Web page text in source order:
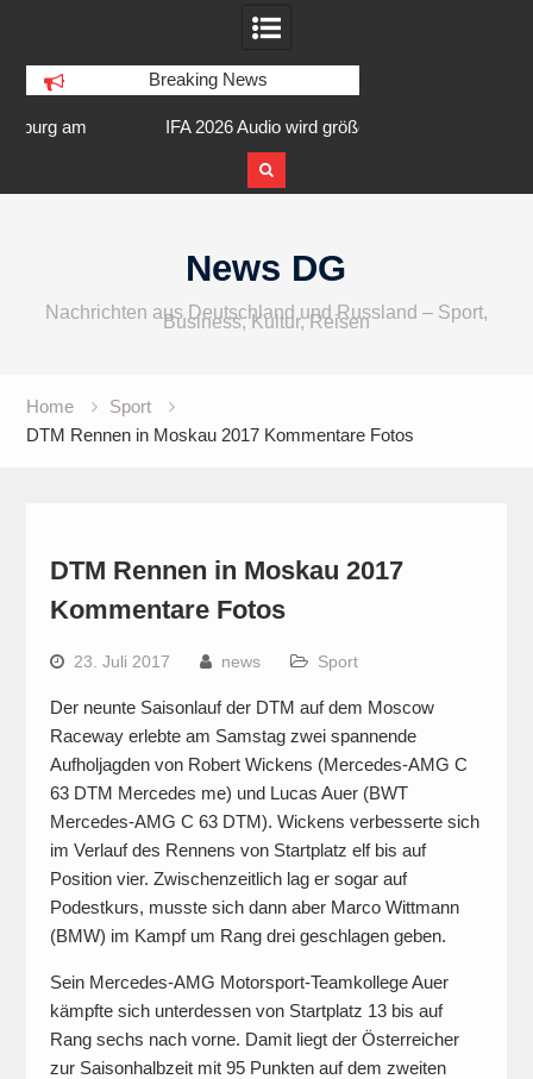
Breaking News
IFA 2026 Audio wird größer,
internationaler und vielfältiger
News DG
Nachrichten aus Deutschland und Russland – Sport,
Business, Kultur, Reisen
Home
Sport
DTM Rennen in Moskau 2017 Kommentare Fotos
DTM Rennen in Moskau 2017
Kommentare Fotos
23. Juli 2017 news Sport
Der neunte Saisonlauf der DTM auf dem Moscow
Raceway erlebte am Samstag zwei spannende
Aufholjagden von Robert Wickens (Mercedes-AMG C
63 DTM Mercedes me) und Lucas Auer (BWT
Mercedes-AMG C 63 DTM). Wickens verbesserte sich
im Verlauf des Rennens von Startplatz elf bis auf
Position vier. Zwischenzeitlich lag er sogar auf
Podestkurs, musste sich dann aber Marco Wittmann
(BMW) im Kampf um Rang drei geschlagen geben.
Sein Mercedes-AMG Motorsport-Teamkollege Auer
kämpfte sich unterdessen von Startplatz 13 bis auf
Rang sechs nach vorne. Damit liegt der Österreicher
zur Saisonhalbzeit mit 95 Punkten auf dem zweiten